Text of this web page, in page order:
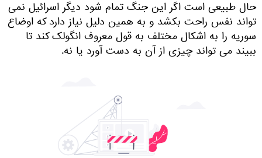
حال طبیعی است اگر این جنگ تمام شود دیگر اسرائیل نمی
تواند نفس راحت بکشد و به همین دلیل نیاز دارد که اوضاع
سوریه را به اشکال مختلف به قول معروف انگولک کند تا
ببیند می تواند چیزی از آن به دست آورد یا نه.